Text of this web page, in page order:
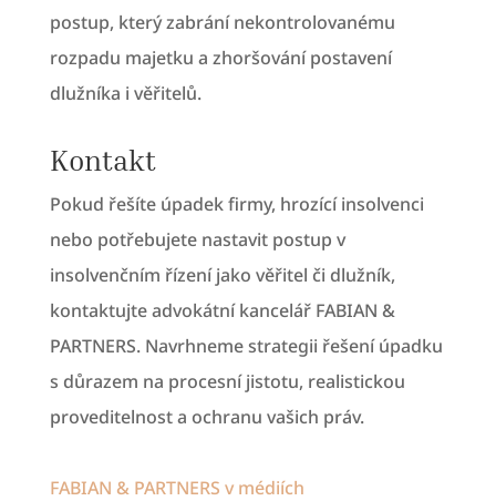
postup, který zabrání nekontrolovanému
rozpadu majetku a zhoršování postavení
dlužníka i věřitelů.
Kontakt
Pokud řešíte úpadek firmy, hrozící insolvenci
nebo potřebujete nastavit postup v
insolvenčním řízení jako věřitel či dlužník,
kontaktujte advokátní kancelář FABIAN &
PARTNERS. Navrhneme strategii řešení úpadku
s důrazem na procesní jistotu, realistickou
proveditelnost a ochranu vašich práv.
FABIAN & PARTNERS v médiích